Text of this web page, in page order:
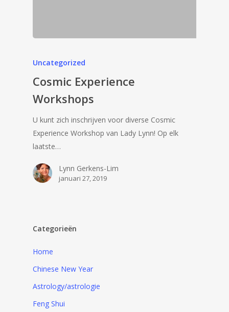
Uncategorized
Cosmic Experience
Workshops
U kunt zich inschrijven voor diverse Cosmic
Experience Workshop van Lady Lynn! Op elk
laatste…
Lynn Gerkens-Lim
januari 27, 2019
Categorieën
Home
Chinese New Year
Astrology/astrologie
Feng Shui